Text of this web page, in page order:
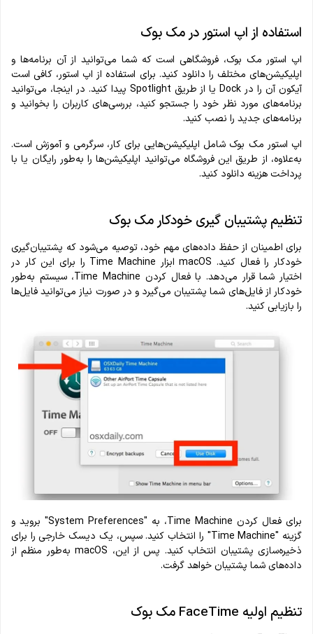
استفاده از اپ استور در مک بوک
اپ استور مک بوک، فروشگاهی است که شما می‌توانید از آن برنامه‌ها و
اپلیکیشن‌های مختلف را دانلود کنید. برای استفاده از اپ استور، کافی است
آیکون آن را در Dock یا از طریق Spotlight پیدا کنید. در اینجا، می‌توانید
برنامه‌های مورد نظر خود را جستجو کنید، بررسی‌های کاربران را بخوانید و
برنامه‌های جدید را نصب کنید.
اپ استور مک بوک شامل اپلیکیشن‌هایی برای کار، سرگرمی و آموزش است.
به‌علاوه، از طریق این فروشگاه می‌توانید اپلیکیشن‌ها را به‌طور رایگان یا با
پرداخت هزینه دانلود کنید.
تنظیم پشتیبان گیری خودکار مک بوک
برای اطمینان از حفظ داده‌های مهم خود، توصیه می‌شود که پشتیبان‌گیری
خودکار را فعال کنید. macOS ابزار Time Machine را برای این کار در
اختیار شما قرار می‌دهد. با فعال کردن Time Machine، سیستم به‌طور
خودکار از فایل‌های شما پشتیبان می‌گیرد و در صورت نیاز می‌توانید فایل‌ها
را بازیابی کنید.
برای فعال کردن Time Machine، به "System Preferences" بروید و
گزینه "Time Machine" را انتخاب کنید. سپس، یک دیسک خارجی را برای
ذخیره‌سازی پشتیبان انتخاب کنید. پس از این، macOS به‌طور منظم از
داده‌های شما پشتیبان خواهد گرفت.
تنظیم اولیه FaceTime مک بوک